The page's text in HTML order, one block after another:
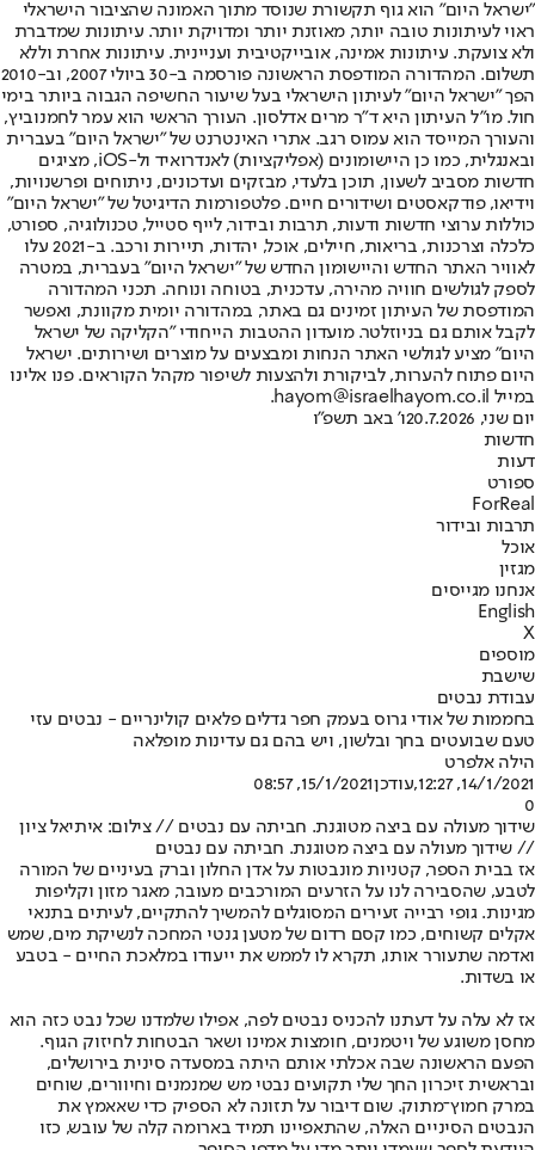
"ישראל היום" הוא גוף תקשורת שנוסד מתוך האמונה שהציבור הישראלי
ראוי לעיתונות טובה יותר, מאוזנת יותר ומדויקת יותר. עיתונות שמדברת
ולא צועקת. עיתונות אמינה, אובייקטיבית ועניינית. עיתונות אחרת וללא
תשלום. המהדורה המודפסת הראשונה פורסמה ב-30 ביולי 2007, וב-2010
הפך "ישראל היום" לעיתון הישראלי בעל שיעור החשיפה הגבוה ביותר בימי
חול. מו"ל העיתון היא ד"ר מרים אדלסון. העורך הראשי הוא עמר לחמנוביץ,
והעורך המייסד הוא עמוס רגב. אתרי האינטרנט של "ישראל היום" בעברית
ובאנגלית, כמו כן היישומונים (אפליקציות) לאנדרואיד ול-iOS, מציגים
חדשות מסביב לשעון, תוכן בלעדי, מבזקים ועדכונים, ניתוחים ופרשנויות,
וידיאו, פודקאסטים ושידורים חיים. פלטפורמות הדיגיטל של "ישראל היום"
כוללות ערוצי חדשות ודעות, תרבות ובידור, לייף סטייל, טכנולוגיה, ספורט,
כלכלה וצרכנות, בריאות, חיילים, אוכל, יהדות, תיירות ורכב. ב-2021 עלו
לאוויר האתר החדש והיישומון החדש של "ישראל היום" בעברית, במטרה
לספק לגולשים חוויה מהירה, עדכנית, בטוחה ונוחה. תכני המהדורה
המודפסת של העיתון זמינים גם באתר, במהדורה יומית מקוונת, ואפשר
לקבל אותם גם בניוזלטר. מועדון ההטבות הייחודי "הקליקה של ישראל
היום" מציע לגולשי האתר הנחות ומבצעים על מוצרים ושירותים. ישראל
היום פתוח להערות, לביקורת ולהצעות לשיפור מקהל הקוראים. פנו אלינו
במייל hayom@israelhayom.co.il.
יום שני, 20.7.2026
ו' באב תשפ"ו
חדשות
דעות
ספורט
ForReal
תרבות ובידור
אוכל
מגזין
אנחנו מגייסים
English
X
מוספים
שישבת
עבודת נבטים
בחממות של אודי גרוס בעמק חפר גדלים פלאים קולינריים - נבטים עזי
טעם שבועטים בחך ובלשון, ויש בהם גם עדינות מופלאה
הילה אלפרט
14/1/2021, 12:27
,עודכן15/1/2021, 08:57
0
שידוך מעולה עם ביצה מטוגנת. חביתה עם נבטים // צילום: איתיאל ציון
// שידוך מעולה עם ביצה מטוגנת. חביתה עם נבטים
אז בבית הספר, קטניות מונבטות על אדן החלון וברק בעיניים של המורה
לטבע, שהסבירה לנו על הזרעים המורכבים מעובר, מאגר מזון וקליפות
מגינות. גופי רבייה זעירים המסוגלים להמשיך להתקיים, לעיתים בתנאי
אקלים קשוחים, כמו קסם רדום של מטען גנטי המחכה לנשיקת מים, שמש
ואדמה שתעורר אותו, תקרא לו לממש את ייעודו במלאכת החיים - בטבע
או בשדות.
אז לא עלה על דעתנו להכניס נבטים לפה, אפילו שלמדנו שכל נבט כזה הוא
מחסן משוגע של ויטמנים, חומצות אמינו ושאר הבטחות לחיזוק הגוף.
הפעם הראשונה שבה אכלתי אותם היתה במסעדה סינית בירושלים,
ובראשית זיכרון החך שלי תקועים נבטי מש שמנמנים וחיוורים, שוחים
במרק חמוץ־מתוק. שום דיבור על תזונה לא הספיק כדי שאאמץ את
הנבטים הסיניים האלה, שהתאפיינו תמיד בארומה קלה של עובש, כזו